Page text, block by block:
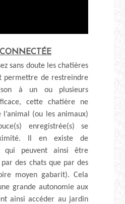
sans doute les chatières
permettre de restreindre
à un ou plusieurs
cette chatière ne
l’animal (ou les animaux)
enregistrée(s) se
Il en existe de
qui peuvent ainsi être
des chats que par des
moyen gabarit). Cela
grande autonomie aux
ainsi accéder au jardin